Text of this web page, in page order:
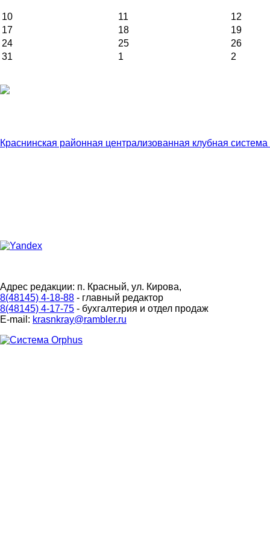
10 11
12
17
18
19
24
25
26
31
1 2
Краснинская районная централизованная клубная
Адрес редакции: п. Красный, ул. Кирова,
8(48145) 4-18-88 - главный редактор
8(48145) 4-17-75 - бухгалтерия и отдел продаж
E-mail: krasnkray@rambler.ru